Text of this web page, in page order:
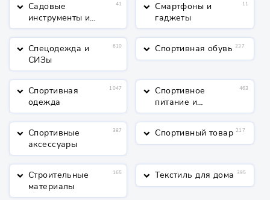
keyboard_arrow_down Садовые
инструменты и
полив
41 keyboard_arrow_down Смартфоны и
гаджеты
11
keyboard_arrow_down Спецодежда и
СИЗы
610 keyboard_arrow_down Спортивная обувь 237
keyboard_arrow_down Спортивная
одежда
1047 keyboard_arrow_down Спортивное
питание и
косметика
463
keyboard_arrow_down Спортивные
аксессуары
387 keyboard_arrow_down Спортивный товар 217
keyboard_arrow_down Строительные
материалы
165 keyboard_arrow_down Текстиль для дома 395